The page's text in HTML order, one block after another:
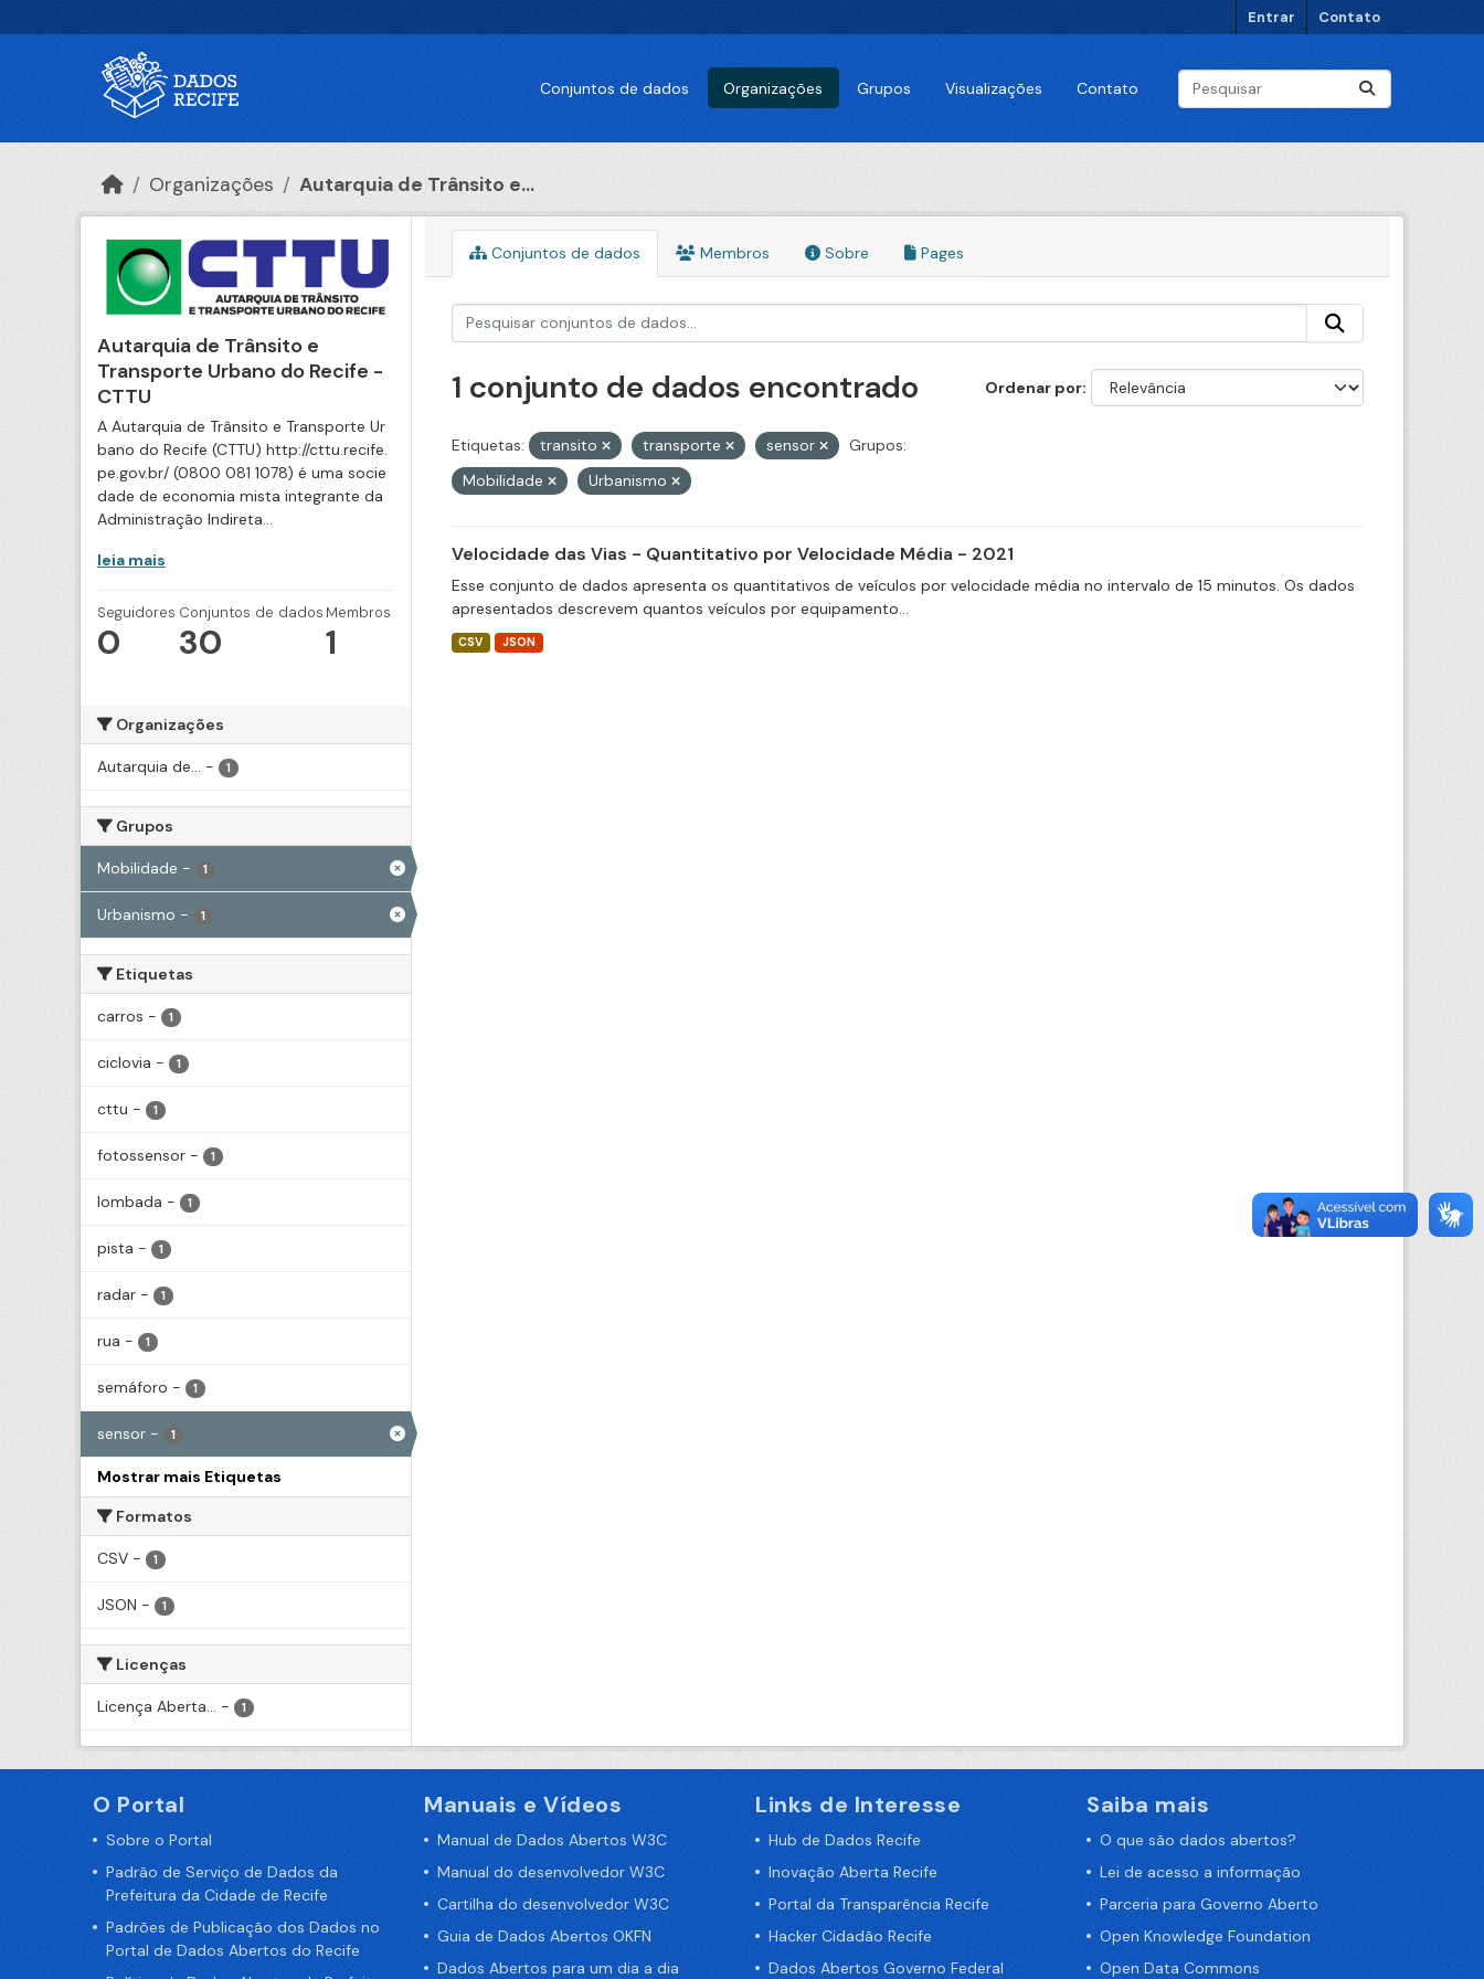
Entrar Contato
Conjuntos de dados Organizações Grupos Visualizações Contato
Organizações Autarquia de Trânsito e...
Autarquia de Trânsito e
Transporte Urbano do Recife -
CTTU
A Autarquia de Trânsito e Transporte Ur
bano do Recife (CTTU) http://cttu.recife.
pe.gov.br/ (0800 081 1078) é uma socie
dade de economia mista integrante da
Administração Indireta...
leia mais
Seguidores
0
Conjuntos de dados
30
Membros
1
Organizações
Autarquia de... - 1
Grupos
Mobilidade - 1
Urbanismo - 1
Etiquetas
carros - 1
ciclovia - 1
cttu - 1
fotossensor - 1
lombada - 1
pista - 1
radar - 1
rua - 1
semáforo - 1
sensor - 1
Mostrar mais Etiquetas
Formatos
CSV - 1
JSON - 1
Licenças
Licença Aberta... - 1
Conjuntos de dados Membros Sobre Pages
Ordenar por
1 conjunto de dados encontrado
Etiquetas: transito transporte sensor
Grupos:
Mobilidade
Urbanismo
Velocidade das Vias - Quantitativo por Velocidade Média - 2021
Esse conjunto de dados apresenta os quantitativos de veículos por velocidade média no intervalo de 15 minutos. Os dados
apresentados descrevem quantos veículos por equipamento...
CSV JSON
O Portal
Sobre o Portal
Padrão de Serviço de Dados da
Prefeitura da Cidade de Recife
Padrões de Publicação dos Dados no
Portal de Dados Abertos do Recife
Manuais e Vídeos
Manual de Dados Abertos W3C
Manual do desenvolvedor W3C
Cartilha do desenvolvedor W3C
Guia de Dados Abertos OKFN
Dados Abertos para um dia a dia
Links de Interesse
Hub de Dados Recife
Inovação Aberta Recife
Portal da Transparência Recife
Hacker Cidadão Recife
Dados Abertos Governo Federal
Saiba mais
O que são dados abertos?
Lei de acesso a informação
Parceria para Governo Aberto
Open Knowledge Foundation
Open Data Commons